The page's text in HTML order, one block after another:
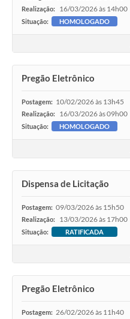
Realização: 16/03/2026 às 14h00
Situação: HOMOLOGADO
Pregão Eletrônico
Postagem: 10/02/2026 às 13h45
Realização: 16/03/2026 às 09h00
Situação: HOMOLOGADO
Dispensa de Licitação
Postagem: 09/03/2026 às 15h50
Realização: 13/03/2026 às 17h00
Situação: RATIFICADA
Pregão Eletrônico
Postagem: 26/02/2026 às 11h40